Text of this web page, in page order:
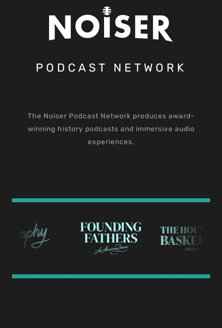
PODCAST NETWORK
The Noiser Podcast Network produces award-
winning history podcasts and immersive audio
experiences.